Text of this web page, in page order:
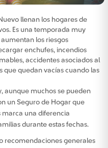
llenan los hogares de
Es una temporada muy
los riesgos
enchufes, incendios
accidentes asociados al
que quedan vacías cuando las
aunque muchos se pueden
un Seguro de Hogar que
una diferencia
durante estas fechas.
recomendaciones generales